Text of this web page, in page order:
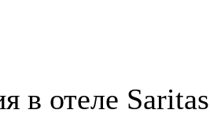
в отеле